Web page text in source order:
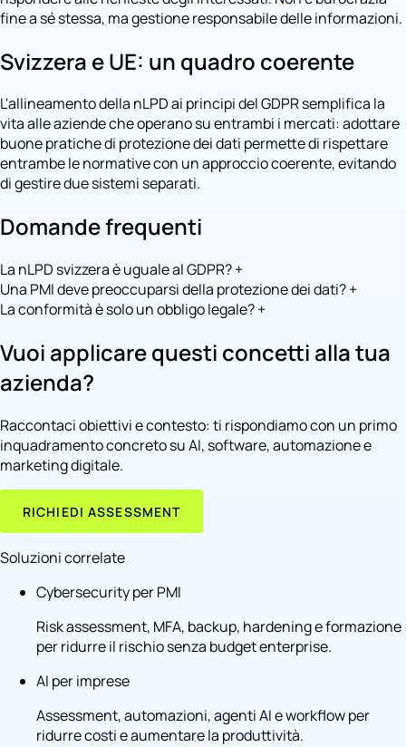
fine a sé stessa, ma gestione responsabile delle informazioni.
Svizzera e UE: un quadro coerente
L'allineamento della nLPD ai principi del GDPR semplifica la
vita alle aziende che operano su entrambi i mercati: adottare
buone pratiche di protezione dei dati permette di rispettare
entrambe le normative con un approccio coerente, evitando
di gestire due sistemi separati.
Domande frequenti
La nLPD svizzera è uguale al GDPR?+
Una PMI deve preoccuparsi della protezione dei dati?+
La conformità è solo un obbligo legale?+
Vuoi applicare questi concetti alla tua
azienda?
Raccontaci obiettivi e contesto: ti rispondiamo con un primo
inquadramento concreto su AI, software, automazione e
marketing digitale.
RICHIEDI ASSESSMENT
Soluzioni correlate
Cybersecurity per PMI
Risk assessment, MFA, backup, hardening e formazione
per ridurre il rischio senza budget enterprise.
AI per imprese
Assessment, automazioni, agenti AI e workflow per
ridurre costi e aumentare la produttività.